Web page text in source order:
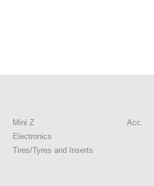
Mini Z
Electronics
Tires/Tyres and Inserts
Acc.